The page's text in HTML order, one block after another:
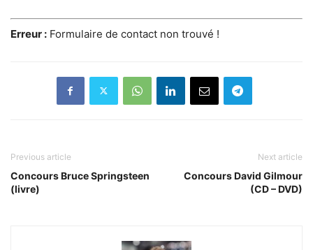
Erreur : Formulaire de contact non trouvé !
Previous article
Concours Bruce Springsteen
(livre)
Next article
Concours David Gilmour
(CD – DVD)